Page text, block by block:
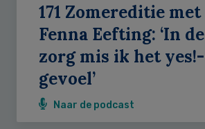
171 Zomereditie met
Fenna Eefting: ‘In de
zorg mis ik het yes!-
gevoel’
Naar de podcast